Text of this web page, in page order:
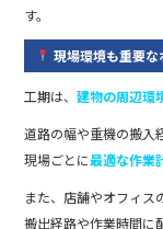
す。
現場環境も重要な
工期は、建物の周辺環
道路の幅や重機の搬入
現場ごとに最適な作業
また、店舗やオフィス
搬出経路や作業時間に